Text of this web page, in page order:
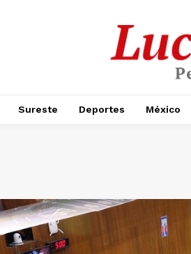
Sureste Deportes México